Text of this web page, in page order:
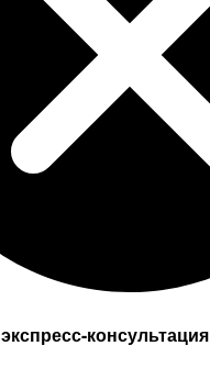
консультация